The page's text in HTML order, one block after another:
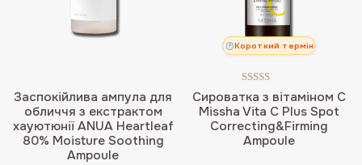
Заспокійлива ампула для
обличчя з екстрактом
хауютюнії ANUA Heartleaf
80% Moisture Soothing
Ampoule
Короткий термін
Сироватка з вітаміном С
Missha Vita C Plus Spot
Correcting&Firming
Ampoule
Оцінено в
5.00з 5